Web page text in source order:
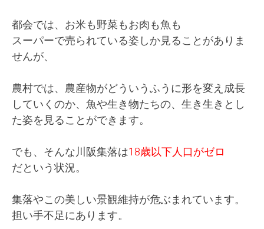
都会では、お米も野菜もお肉も魚も
スーパーで売られている姿しか見ることがありま
せんが、
農村では、農産物がどういうふうに形を変え 成長
していくのか、 魚や生き物たちの、生き生きとし
た姿を見ることができます。
でも、そんな川阪集落は18歳以下人口がゼロ
だという状況。
集落やこの美しい景観維持が危ぶまれています。
担い手不足にあります。